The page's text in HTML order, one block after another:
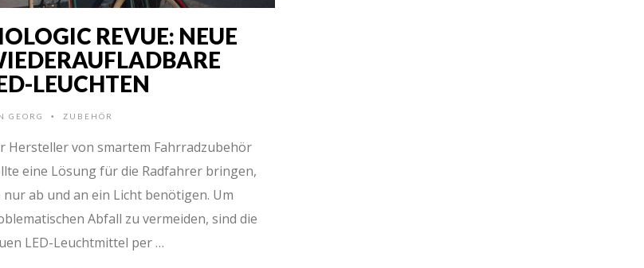
REVUE: NEUE
LEUCHTEN
GEORG • ZUBEHÖR
Hersteller von smartem Fahrradzubehör
eine Lösung für die Radfahrer bringen,
nur ab und an ein Licht benötigen. Um
Abfall zu vermeiden, sind die
LED-Leuchtmittel per …